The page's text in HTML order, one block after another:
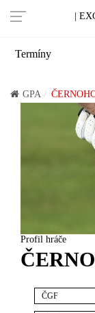
|
Termíny
GPA
Profil hráče
ČGF